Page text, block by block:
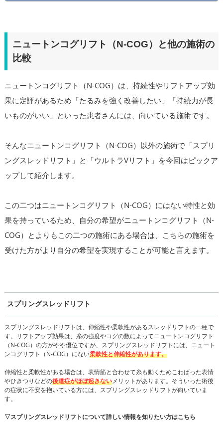
ニュートンコグリフト（N-COG）と他の施術の
比較
ニュートンコグリフト（N-COG）は、持続性やリフトアップ効
果に定評があるため「たるみを強く改善したい」「持続力が長
いものがいい」といった患者さんには、向いている施術です。
そんなニュートンコグリフト（N-COG）以外の施術で「スプリ
ングスレッドリフト」と「ウルトラVリフト」を今回はピックア
ップして紹介します。
この二つはニュートンコグリフト（N-COG）にはない特性と効
果を持っているため、自分の希望がニュートンコグリフト（N-
COG）とよりもこの二つの施術にある場合は、こちらの施術を
受けた方がより自分の希望を実現することが可能と言えます。
スプリングスレッドリフト
スプリングスレッドリフトは、伸縮性や柔軟性があるスレッドリフトの一種で
す。リフトアップ効果は、糸の強度やコグの数によってニュートンコグリフト
（N-COG）の方がやや優位ですが、スプリングスレッドリフトには、ニュート
ンコグリフト（N-COG）にない柔軟性と伸縮性があります。
伸縮性と柔軟性がある場合は、表情筋と合わせて糸も動くためこわばった表情
やひきつりなどの後遺症がほぼ起きないメリットがあります。そういった術後
の症状に不安を抱いている方には、スプリングスレッドリフトが向いていま
す。
▽スプリングスレッドリフトについて詳しい情報を知りたい方はこちら